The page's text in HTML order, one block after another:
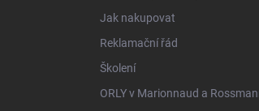
Jak nakupovat
Reklamační řád
Školení
ORLY v Marionnaud a